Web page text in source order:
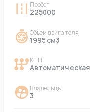
Пробег
225000
Объем двигателя
1995 см3
КПП
Автоматическая
Владельцы
3